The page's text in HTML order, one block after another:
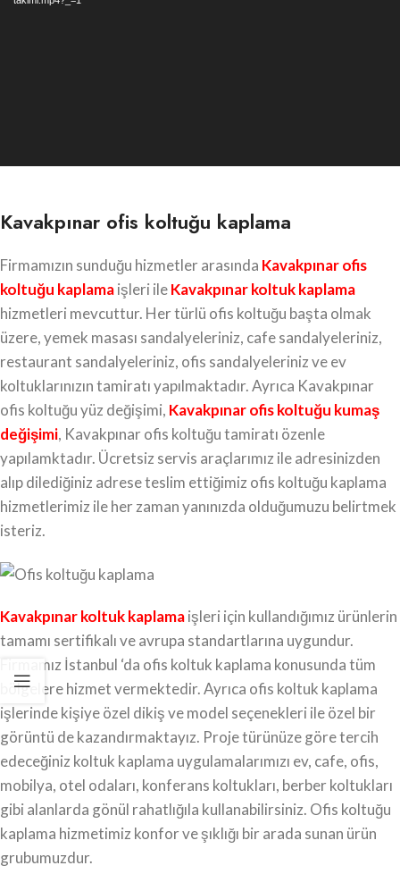
Kavakpınar ofis koltuğu kaplama
Firmamızın sunduğu hizmetler arasında Kavakpınarofis
koltuğu kaplamaişleri ileKavakpınar koltuk kaplama
hizmetleri mevcuttur. Her türlü ofis koltuğu başta olmak
üzere, yemek masası sandalyeleriniz, cafe sandalyeleriniz,
restaurant sandalyeleriniz, ofis sandalyeleriniz ve ev
koltuklarınızın tamiratı yapılmaktadır. Ayrıca Kavakpınar
ofis koltuğu yüz değişimi, Kavakpınar ofis koltuğu kumaş
değişimi, Kavakpınar ofis koltuğu tamiratı özenle
yapılamktadır. Ücretsiz servis araçlarımız ile adresinizden
alıp dilediğiniz adrese teslim ettiğimiz ofis koltuğu kaplama
hizmetlerimiz ile her zaman yanınızda olduğumuzu belirtmek
isteriz.
Kavakpınar koltuk kaplamaişleri için kullandığımız ürünlerin
tamamı sertifikalı ve avrupa standartlarına uygundur.
Firmamız İstanbul ‘da ofis koltuk kaplama konusunda tüm
bölgelere hizmet vermektedir. Ayrıca ofis koltuk kaplama
işlerinde kişiye özel dikiş ve model seçenekleri ile özel bir
görüntü de kazandırmaktayız. Proje türünüze göre tercih
edeceğiniz koltuk kaplama uygulamalarımızı ev, cafe, ofis,
mobilya, otel odaları, konferans koltukları, berber koltukları
gibi alanlarda gönül rahatlığıla kullanabilirsiniz. Ofis koltuğu
kaplama hizmetimiz konfor ve şıklığı bir arada sunan ürün
grubumuzdur.